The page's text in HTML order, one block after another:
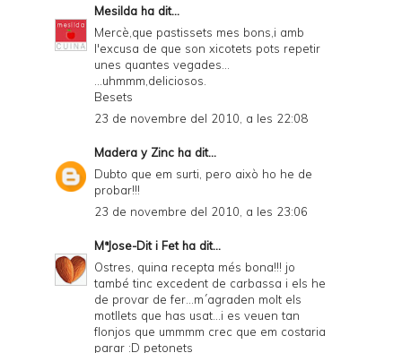
Mesilda ha dit...
Mercè,que pastissets mes bons,i amb
l'excusa de que son xicotets pots repetir
unes quantes vegades...
...uhmmm,deliciosos.
Besets
23 de novembre del 2010, a les 22:08
Madera y Zinc ha dit...
Dubto que em surti, pero això ho he de
probar!!!
23 de novembre del 2010, a les 23:06
MªJose-Dit i Fetha dit...
Ostres, quina recepta més bona!!! jo
també tinc excedent de carbassa i els he
de provar de fer...m´agraden molt els
motllets que has usat...i es veuen tan
flonjos que ummmm crec que em costaria
parar :D petonets